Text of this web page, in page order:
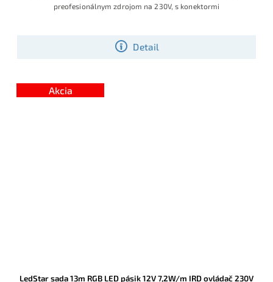
Detail
preofesionálnym zdrojom na 230V, s konektormi
Akcia
LedStar sada 13m RGB LED pásik 12V 7,2W/m IRD ovládač 230V